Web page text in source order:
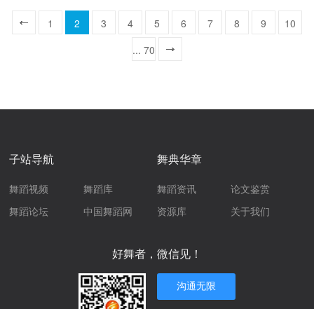
1 2 3 4 5 6 7 8 9
10
... 70
子站导航
舞蹈视频 舞蹈库
舞蹈论坛 中国舞蹈网
舞典华章
舞蹈资讯 论文鉴赏
资源库 关于我们
好舞者，微信见！
沟通无限